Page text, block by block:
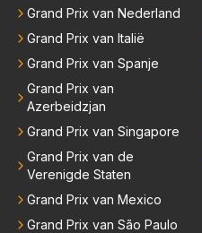
Grand Prix van Nederland
Grand Prix van Italië
Grand Prix van Spanje
Grand Prix van
Azerbeidzjan
Grand Prix van Singapore
Grand Prix van de
Verenigde Staten
Grand Prix van Mexico
Grand Prix van São Paulo